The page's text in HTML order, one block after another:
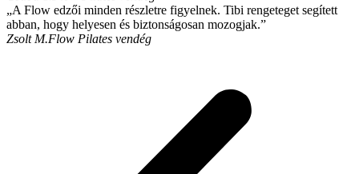
„A Flow edzői minden részletre figyelnek. Tibi rengeteget segített
abban, hogy helyesen és biztonságosan mozogjak.”
Zsolt M.Flow Pilates vendég